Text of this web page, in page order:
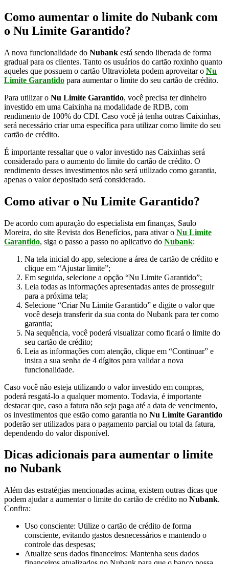
Como aumentar o limite do Nubank com
o Nu Limite Garantido?
A nova funcionalidade do Nubank está sendo liberada de forma
gradual para os clientes. Tanto os usuários do cartão roxinho quanto
aqueles que possuem o cartão Ultravioleta podem aproveitar o Nu
Limite Garantido para aumentar o limite do seu cartão de crédito.
Para utilizar o Nu Limite Garantido, você precisa ter dinheiro
investido em uma Caixinha na modalidade de RDB, com
rendimento de 100% do CDI. Caso você já tenha outras Caixinhas,
será necessário criar uma específica para utilizar como limite do seu
cartão de crédito.
É importante ressaltar que o valor investido nas Caixinhas será
considerado para o aumento do limite do cartão de crédito. O
rendimento desses investimentos não será utilizado como garantia,
apenas o valor depositado será considerado.
Como ativar o Nu Limite Garantido?
De acordo com apuração do especialista em finanças, Saulo
Moreira, do site Revista dos Benefícios, para ativar o Nu Limite
Garantido, siga o passo a passo no aplicativo do Nubank:
Na tela inicial do app, selecione a área de cartão de crédito e
clique em “Ajustar limite”;
Em seguida, selecione a opção “Nu Limite Garantido”;
Leia todas as informações apresentadas antes de prosseguir
para a próxima tela;
Selecione “Criar Nu Limite Garantido” e digite o valor que
você deseja transferir da sua conta do Nubank para ter como
garantia;
Na sequência, você poderá visualizar como ficará o limite do
seu cartão de crédito;
Leia as informações com atenção, clique em “Continuar” e
insira a sua senha de 4 dígitos para validar a nova
funcionalidade.
Caso você não esteja utilizando o valor investido em compras,
poderá resgatá-lo a qualquer momento. Todavia, é importante
destacar que, caso a fatura não seja paga até a data de vencimento,
os investimentos que estão como garantia no Nu Limite Garantido
poderão ser utilizados para o pagamento parcial ou total da fatura,
dependendo do valor disponível.
Dicas adicionais para aumentar o limite
no Nubank
Além das estratégias mencionadas acima, existem outras dicas que
podem ajudar a aumentar o limite do cartão de crédito no Nubank.
Confira:
Uso consciente: Utilize o cartão de crédito de forma
consciente, evitando gastos desnecessários e mantendo o
controle das despesas;
Atualize seus dados financeiros: Mantenha seus dados